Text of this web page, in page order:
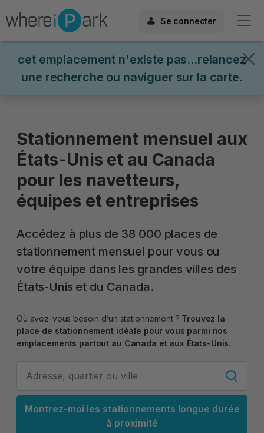
Se connecter
cet emplacement n'existe pas...relancez
une recherche ou naviguer sur la carte.
Stationnement mensuel aux
États-Unis et au Canada
pour les navetteurs,
équipes et entreprises
Accédez à plus de 38 000 places de
stationnement mensuel pour vous ou
votre équipe dans les grandes villes des
États-Unis et du Canada.
Où avez-vous besoin d’un stationnement ? Trouvez la
place de stationnement idéale pour vous parmi nos
emplacements partout au Canada et aux États-Unis.
Montrez-moi les stationnements longue durée
à proximité